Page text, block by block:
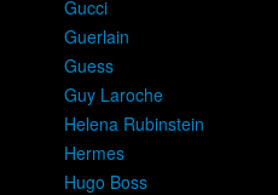
Gucci
Guerlain
Guess
Guy Laroche
Helena Rubinstein
Hermes
Hugo Boss